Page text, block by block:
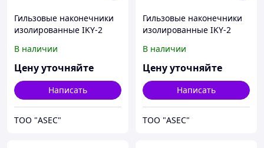
Гильзовые наконечники
изолированные IKY-2
В наличии
Цену уточняйте
Написать
ТОО "ASEC"
Гильзовые наконечники
изолированные IKY-2
В наличии
Цену уточняйте
Написать
ТОО "ASEC"